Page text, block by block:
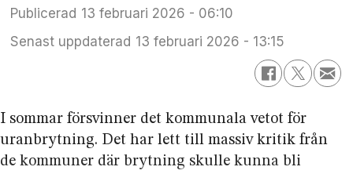
Publicerad
13 februari 2026 - 06:10
Senast uppdaterad
13 februari 2026 - 13:15
I sommar försvinner det kommunala vetot för
uran­brytning. Det har lett till massiv kritik från
de kommuner där brytning skulle kunna bli